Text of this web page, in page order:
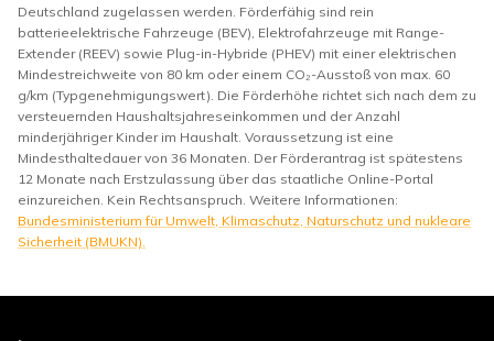
Deutschland zugelassen werden. Förderfähig sind rein
batterieelektrische Fahrzeuge (BEV), Elektrofahrzeuge mit Range-
Extender (REEV) sowie Plug-in-Hybride (PHEV) mit einer elektrischen
Mindestreichweite von 80 km oder einem CO₂-Ausstoß von max. 60
g/km (Typgenehmigungswert). Die Förderhöhe richtet sich nach dem zu
versteuernden Haushaltsjahreseinkommen und der Anzahl
minderjähriger Kinder im Haushalt. Voraussetzung ist eine
Mindesthaltedauer von 36 Monaten. Der Förderantrag ist spätestens
12 Monate nach Erstzulassung über das staatliche Online-Portal
einzureichen. Kein Rechtsanspruch. Weitere Informationen:
Bundesministerium für Umwelt, Klimaschutz, Naturschutz und nukleare
Sicherheit (BMUKN).